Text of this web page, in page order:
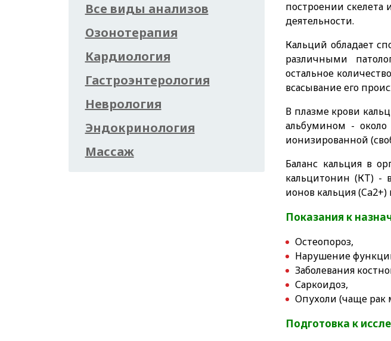
построении
деятельности.
Кальций обладает
различными
остальное
всасывание его
В плазме крови
альбумином -
ионизированной
Баланс кальция в
кальцитонин (КТ) -
ионов кальция
Показания к
Остеопороз,
Нарушение
Заболевания
Саркоидоз,
Опухоли (чаще рак
Подготовка к
Все виды анализов
Озонотерапия
Кардиология
Гастроэнтерология
Неврология
Эндокринология
Массаж